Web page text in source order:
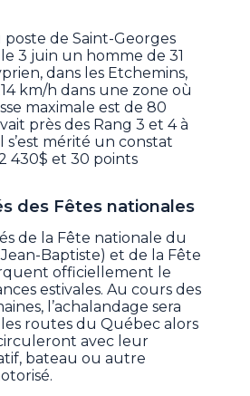
poste de Saint-Georges
3 juin un homme de 31
dans les Etchemins,
km/h dans une zone où
maximale est de 80
près des Rang 3 et 4 à
s’est mérité un constat
430$ et 30 points
des Fêtes nationales
de la Fête nationale du
Baptiste) et de la Fête
officiellement le
estivales. Au cours des
l’achalandage sera
routes du Québec alors
avec leur
bateau ou autre